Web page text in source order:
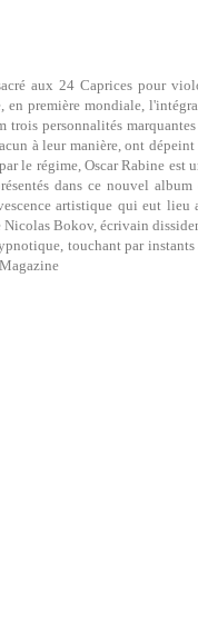
aux 24 Caprices pour
en première mondiale,
personnalités
à leur manière, ont
le régime, Oscar Rabine
dans ce nouvel
artistique qui eut
Bokov, écrivain
touchant par